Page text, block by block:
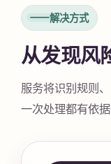
解决方式
从发现风
服务将识别规则
一次处理都有依